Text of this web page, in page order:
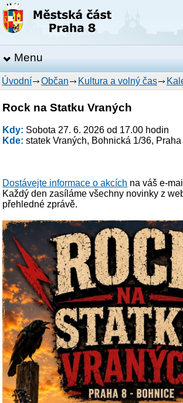
Menu
Úvodní Občan Kultura a volný čas
Rock na Statku Vraných
Kdy: Sobota 27. 6. 2026 od 17.00 hodin
Kde: statek Vraných, Bohnická 1/36, Praha
Dostávejte informace o akcích na váš e-
Každý den zasíláme všechny novinky z
přehledné zprávě.